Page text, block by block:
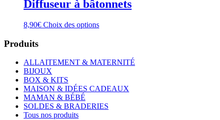
Diffuseur à bâtonnets
8,90€ Choix des optionsCe
variations.
Les
peuvent
être
choisies
sur
Produits
ALLAITEMENT & MATERNITÉ
BIJOUX
BOX & KITS
MAISON & IDÉES CADEAUX
MAMAN & BÉBÉ
SOLDES & BRADERIES
Tous nos produits